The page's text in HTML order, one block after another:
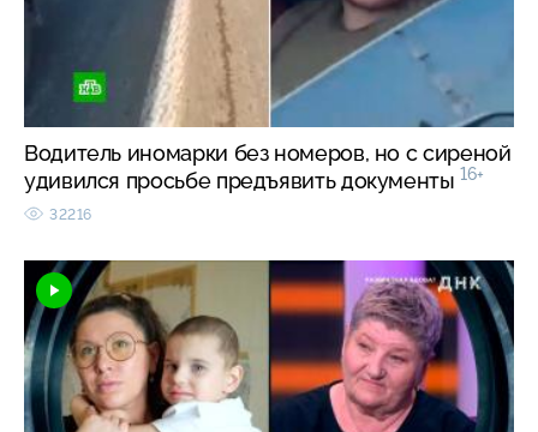
Водитель иномарки без номеров, но с сиреной
удивился просьбе предъявить документы 16+
32216